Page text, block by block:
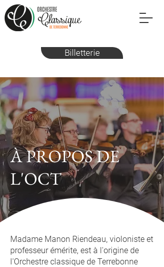
Billetterie
À PROPOS DE
L'OCT
Madame Manon Riendeau, violoniste et
professeur émérite, est à l'origine de
l'Orchestre classique de Terrebonne